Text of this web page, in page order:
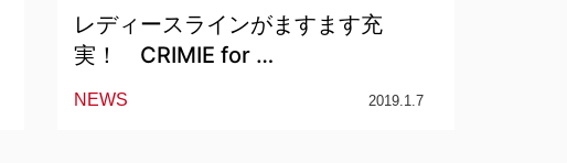
レディースラインがますます充
実！ CRIMIE for …
NEWS 2019.1.7